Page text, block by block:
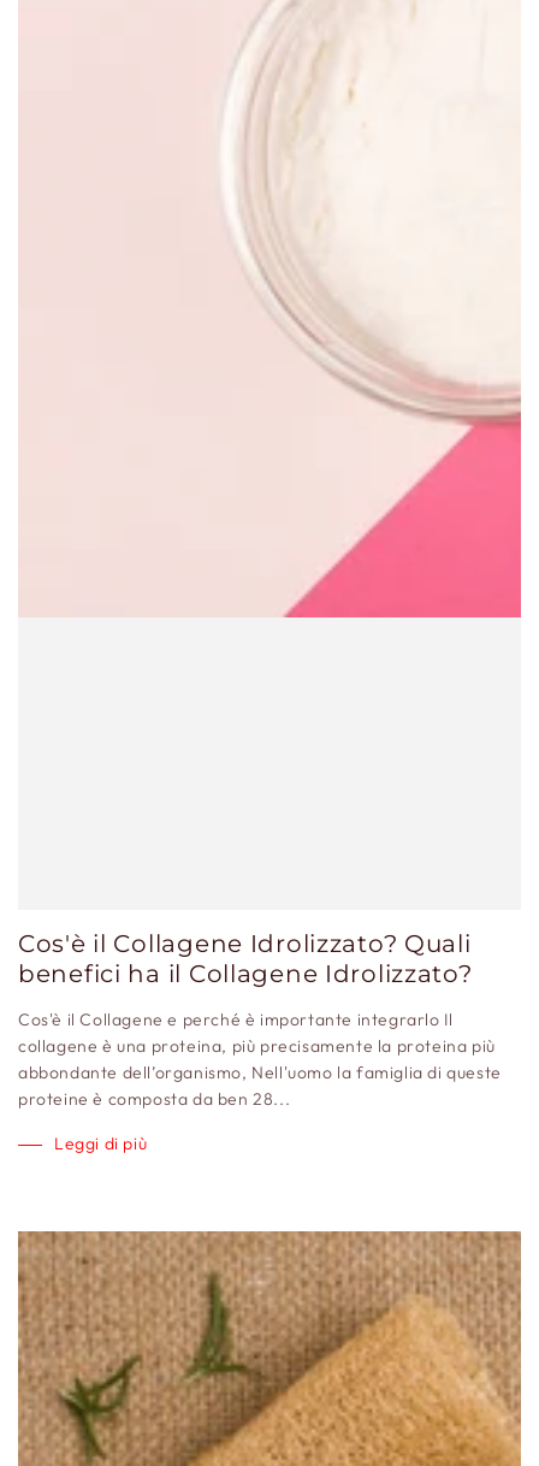
Cos'è il Collagene Idrolizzato? Quali
benefici ha il Collagene Idrolizzato?
Cos'è il Collagene e perché è importante integrarlo Il
collagene è una proteina, più precisamente la proteina più
abbondante dell’organismo, Nell'uomo la famiglia di queste
proteine è composta da ben 28...
Leggi di più